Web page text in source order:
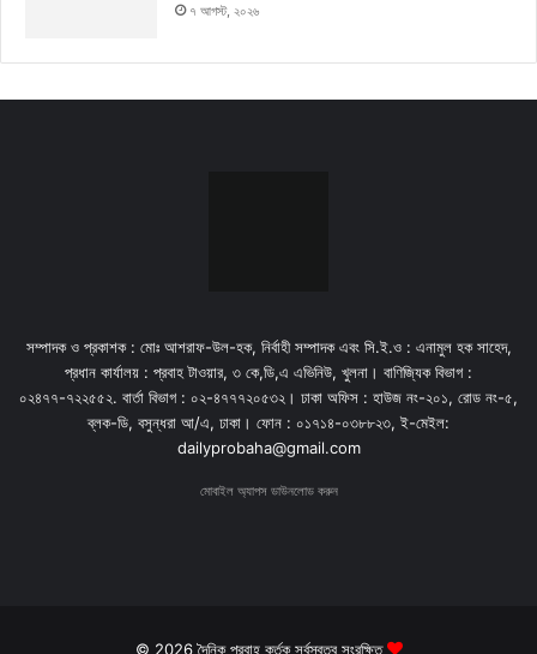
৭ আগস্ট, ২০২৬
সম্পাদক ও প্রকাশক : মোঃ আশরাফ-উল-হক, নির্বাহী সম্পাদক এবং সি.ই.ও : এনামুল হক সাহেদ,
প্রধান কার্যালয় : প্রবাহ টাওয়ার, ৩ কে,ডি,এ এভিনিউ, খুলনা। বাণিজ্যিক বিভাগ :
০২৪৭৭-৭২২৫৫২. বার্তা বিভাগ : ০২-৪৭৭৭২০৫৩২। ঢাকা অফিস : হাউজ নং-২০১, রোড নং-৫,
ব্লক-ডি, বসুন্ধরা আ/এ, ঢাকা। ফোন : ০১৭১৪-০৩৮৮২৩, ই-মেইল:
dailyprobaha@gmail.com
মোবাইল অ্যাপস ডাউনলোড করুন
© 2026 দৈনিক প্রবাহ কর্তৃক সর্বস্বত্ব সংরক্ষিত